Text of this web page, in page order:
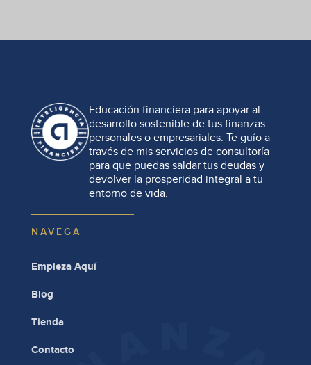
Educación financiera para apoyar al
desarrollo sostenible de tus finanzas
personales o empresariales. Te guío a
través de mis servicios de consultoría
para que puedas saldar tus deudas y
devolver la prosperidad integral a tu
entorno de vida.
NAVEGA
Empieza Aquí
Blog
Tienda
Contacto